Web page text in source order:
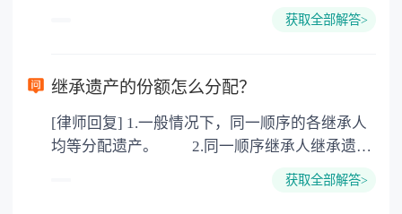
下都是不需要公证的，当然，如果需要公正的也
以防对财产继承发生纠纷，可以对遗产继承进行
公证。
获取全部解答>
继承遗产的份额怎么分配？
[律师回复] 1.一般情况下，同一顺序的各继承人
均等分配遗产。 2.同一顺序继承人继承遗产
获取全部解答>